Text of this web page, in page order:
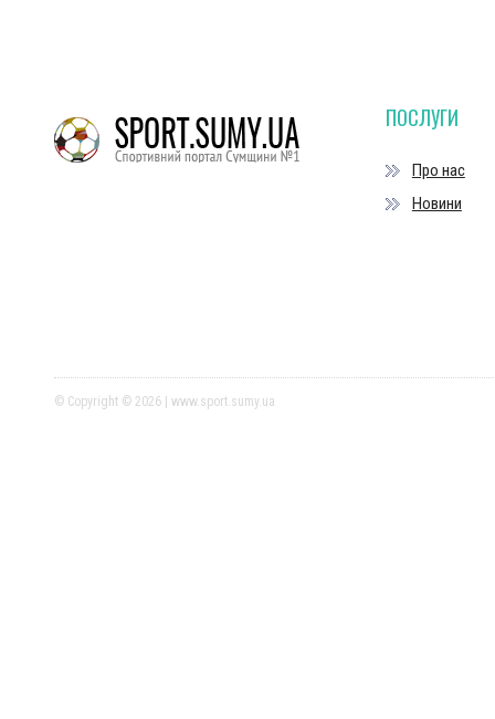
ПОСЛУГИ
Про нас
Новини
© Copyright © 2026 | www.sport.sumy.ua